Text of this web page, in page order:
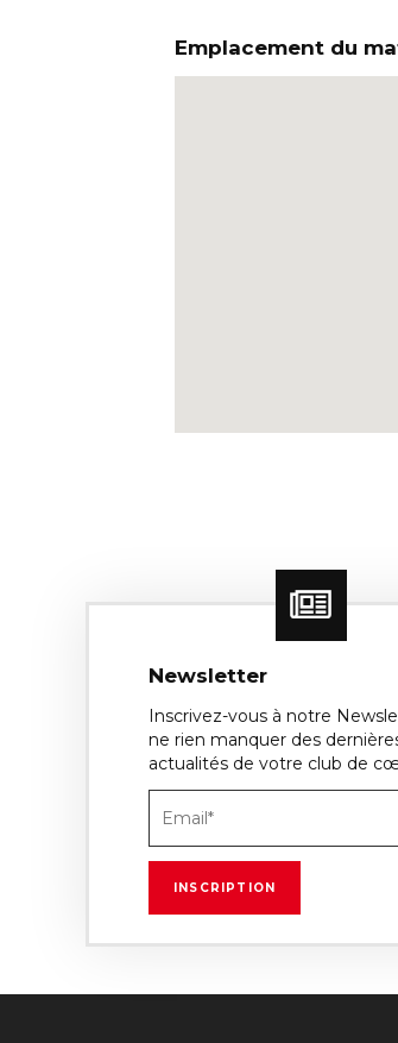
Emplacement du
Newsletter
Inscrivez-vous à notre
ne rien manquer des
actualités de votre club de